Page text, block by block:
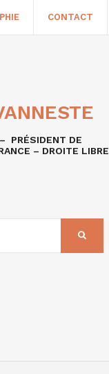
CONTACT
PRÉSIDENT DE
– DROITE LIBRE